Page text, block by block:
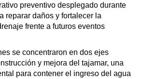
preventivo desplegado durante
reparar daños y fortalecer la
frente a futuros eventos
se concentraron en dos ejes
y mejora del tajamar, una
para contener el ingreso del agua